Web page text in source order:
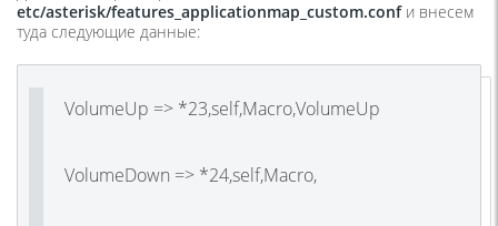
etc/asterisk/features applicationmap custom.confи внесем
туда следующие данные:
VolumeUp => *23,self,Macro,VolumeUp
VolumeDown => *24,self,Macro,